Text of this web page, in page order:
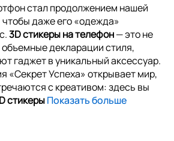
стал продолжением нашей
чтобы даже его «одежда»
3D стикеры на телефон— это не
объемные декларации стиля,
гаджет в уникальный аксессуар.
«Секрет Успеха» открывает мир,
с креативом: здесь вы
стикерыПоказать больше